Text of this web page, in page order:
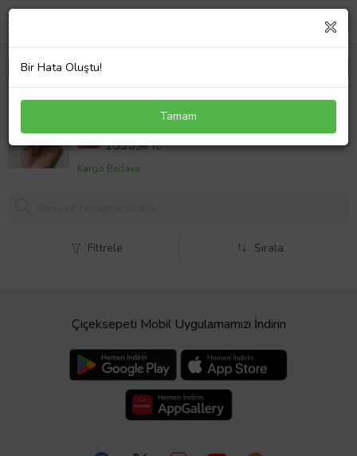
925 Ayar Gümüş Kırmızı Taşlı Uçan Kızlı Balon Kolye
%30 2299,99 TL
1599,99 TL
Kargo Bedava
Filtrele Sırala
Çiçeksepeti Mobil Uygulamamızı İndirin
Bir Hata Oluştu!
Tamam